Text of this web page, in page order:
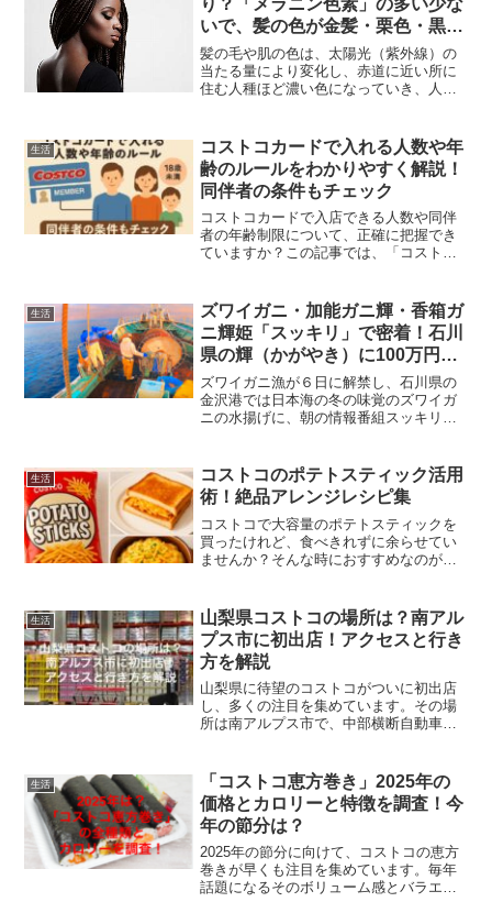
り？「メラニン色素」の多い少な
いで、髪の色が金髪・栗色・黒色
まで変化・・・そして人種差別
も・・・
髪の毛や肌の色は、太陽光（紫外線）の
当たる量により変化し、赤道に近い所に
住む人種ほど濃い色になっていき、人に
どして気分によって変化を楽しむ人もい
ます。赤道に近いアフリカ...
生活
コストコカードで入れる人数や年
齢のルールをわかりやすく解説！
同伴者の条件もチェック
コストコカードで入店できる人数や同伴
者の年齢制限について、正確に把握でき
ていますか？この記事では、「コストコ
す。会員1人につき誰が何人まで入れるの
か、子どもの扱いはどうな...
生活
ズワイガニ・加能ガニ輝・香箱ガ
ニ輝姫「スッキリ」で密着！石川
県の輝（かがやき）に100万円の
値が・・
ズワイガニ漁が６日に解禁し、石川県の
金沢港では日本海の冬の味覚のズワイガ
ニの水揚げに、朝の情報番組スッキリが
ガニであるトップブランド輝は、希少価
値があり、漁師は一攫...
生活
コストコのポテトスティック活用
術！絶品アレンジレシピ集
コストコで大容量のポテトスティックを
買ったけれど、食べきれずに余らせてい
ませんか？そんな時におすすめなのが
て美味しい、そしてマンネリを解消でき
るアレンジ方法をたっぷ...
生活
山梨県コストコの場所は？南アル
プス市に初出店！アクセスと行き
方を解説
山梨県に待望のコストコがついに初出店
し、多くの注目を集めています。その場
所は南アルプス市で、中部横断自動車道
トコがどこにあるのかを詳しくご紹介
し、アクセス方法や周辺情...
生活
「コストコ恵方巻き」2025年の
価格とカロリーと特徴を調査！今
年の節分は？
2025年の節分に向けて、コストコの恵方
巻きが早くも注目を集めています。毎年
話題になるそのボリューム感とバラエテ